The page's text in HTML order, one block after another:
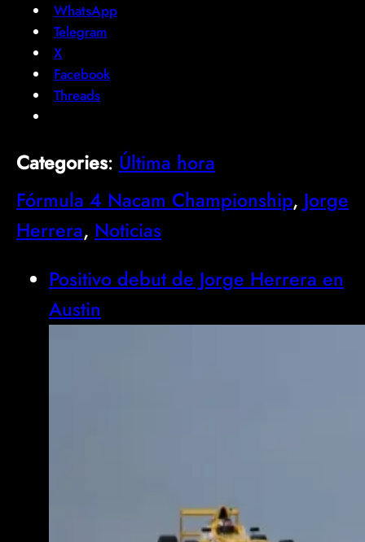
WhatsApp
Telegram
X
Facebook
Threads
Categories: Última hora
Fórmula 4 Nacam Championship, Jorge
Herrera, Noticias
Positivo debut de Jorge Herrera en
Austin